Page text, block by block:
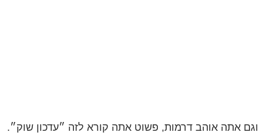
וגם אתה אוהב דרמות, פשוט אתה קורא לזה ״עדכון שוק״.